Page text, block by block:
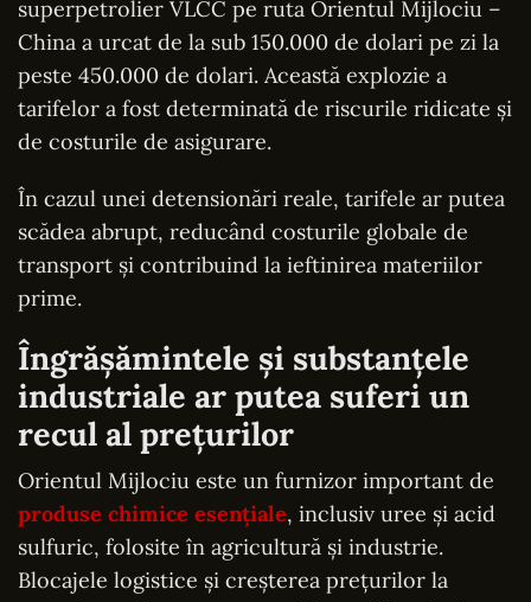
superpetrolier VLCC pe ruta Orientul Mijlociu –
China a urcat de la sub 150.000 de dolari pe zi la
peste 450.000 de dolari. Această explozie a
tarifelor a fost determinată de riscurile ridicate și
de costurile de asigurare.
În cazul unei detensionări reale, tarifele ar putea
scădea abrupt, reducând costurile globale de
transport și contribuind la ieftinirea materiilor
prime.
Îngrășămintele și substanțele
industriale ar putea suferi un
recul al prețurilor
Orientul Mijlociu este un furnizor important de
produse chimice esențiale, inclusiv uree și acid
sulfuric, folosite în agricultură și industrie.
Blocajele logistice și creșterea prețurilor la